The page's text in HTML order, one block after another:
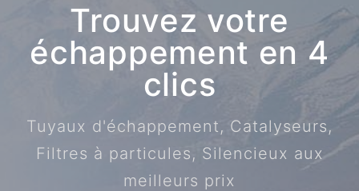
Trouvez votre
échappement en 4
clics
Tuyaux d'échappement, Catalyseurs,
Filtres à particules, Silencieux aux
meilleurs prix